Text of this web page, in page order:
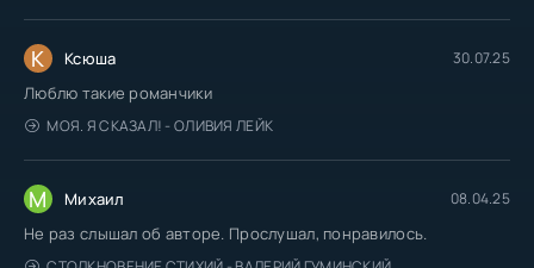
К Ксюша 30.07.25
Люблю такие романчики
МОЯ. Я СКАЗАЛ! - ОЛИВИЯ ЛЕЙК
М Михаил 08.04.25
Не раз слышал об авторе. Прослушал, понравилось.